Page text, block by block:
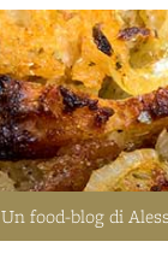
Un food-blog di